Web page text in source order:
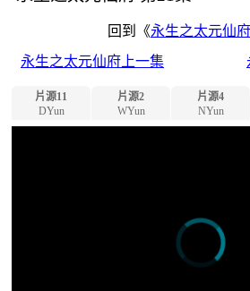
回到《永生之太元仙府
永生之太元仙府上一集
片源11
DYun
片源2
WYun
片源4
NYun